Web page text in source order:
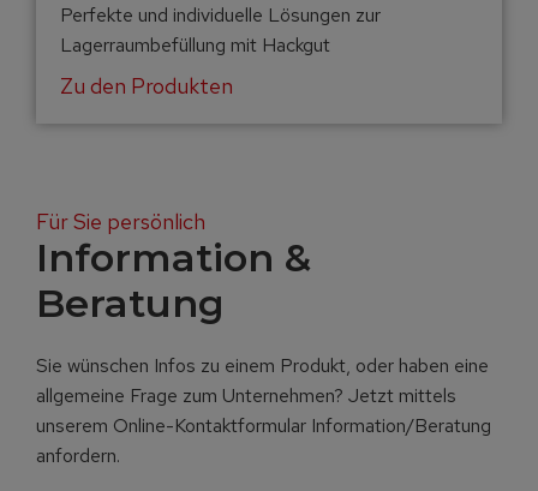
Perfekte und individuelle Lösungen zur
Lagerraumbefüllung mit Hackgut
Zu den Produkten
Für Sie persönlich
Information &
Beratung
Sie wünschen Infos zu einem Produkt, oder haben eine
allgemeine Frage zum Unternehmen? Jetzt mittels
unserem Online-Kontaktformular Information/Beratung
anfordern.